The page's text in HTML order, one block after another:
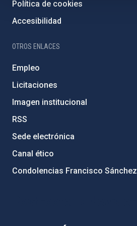
Política de cookies
Accesibilidad
OTROS ENLACES
Empleo
Licitaciones
Imagen institucional
RSS
Sede electrónica
Canal ético
Condolencias Francisco Sánchez